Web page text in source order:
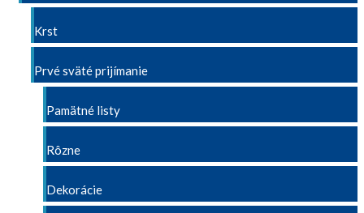
Krst
Prvé sväté prijímanie
Pamätné listy
Rôzne
Dekorácie